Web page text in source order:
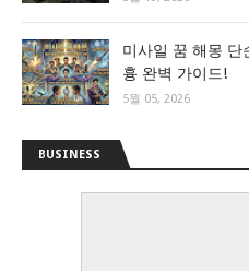
미사일 꿈 해몽 단
흉 완벽 가이드!
5월 05, 2026
BUSINESS